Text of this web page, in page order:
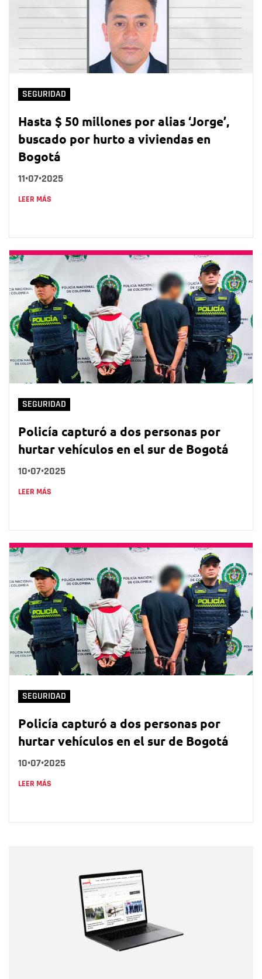
SEGURIDAD
Hasta $ 50 millones por alias ‘Jorge’,
buscado por hurto a viviendas en
Bogotá
11•07•2025
LEER MÁS
SEGURIDAD
Policía capturó a dos personas por
hurtar vehículos en el sur de Bogotá
10•07•2025
LEER MÁS
SEGURIDAD
Policía capturó a dos personas por
hurtar vehículos en el sur de Bogotá
10•07•2025
LEER MÁS
Correo electrónico
Tipo de comentario